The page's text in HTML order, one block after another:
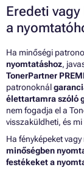
Eredeti
a
Ha minőségi
nyomtatáshoz,
TonerPartner
patronoknál
élettartamra szóló
nem fogadja el a
visszaküldheti, és
Ha fényképeket vagy
minőségben
festékeket a